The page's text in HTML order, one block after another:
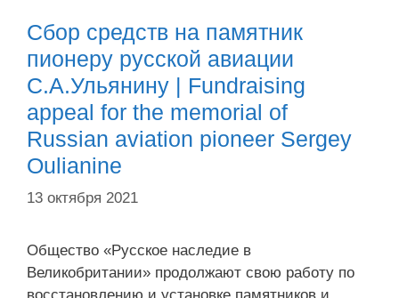
Сбор средств на памятник
пионеру русской авиации
С.А.Ульянину | Fundraising
appeal for the memorial of
Russian aviation pioneer Sergey
Oulianine
13 октября 2021
Общество «Русское наследие в
Великобритании» продолжают свою работу по
восстановлению и установке памятников и